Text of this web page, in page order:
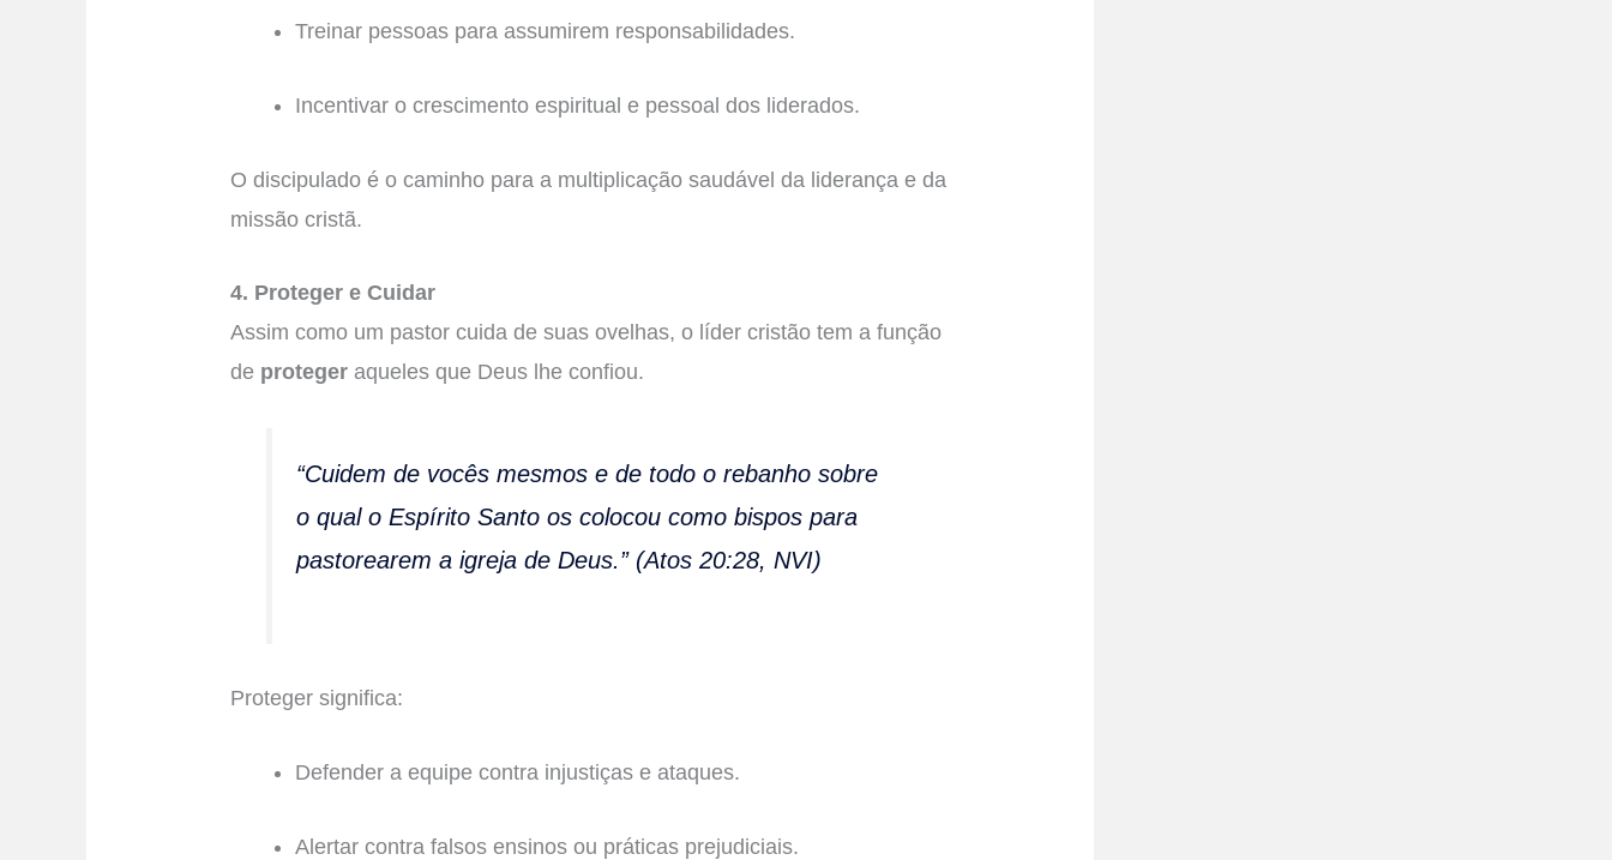
Treinar pessoas para assumirem responsabilidades.
Incentivar o crescimento espiritual e pessoal dos liderados.
O discipulado é o caminho para a multiplicação saudável da liderança e da
missão cristã.
4. Proteger e Cuidar
Assim como um pastor cuida de suas ovelhas, o líder cristão tem a função
de proteger aqueles que Deus lhe confiou.
“Cuidem de vocês mesmos e de todo o rebanho sobre
o qual o Espírito Santo os colocou como bispos para
pastorearem a igreja de Deus.” (Atos 20:28, NVI)
Proteger significa:
Defender a equipe contra injustiças e ataques.
Alertar contra falsos ensinos ou práticas prejudiciais.